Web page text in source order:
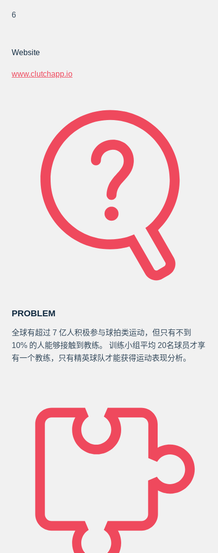
6
Website
www.clutchapp.io
PROBLEM
全球有超过 7 亿人积极参与球拍类运动，但只有不到
10% 的人能够接触到教练。 训练小组平均 20名球员才享
有一个教练，只有精英球队才能获得运动表现分析。